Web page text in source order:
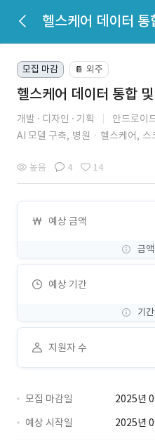
모집 마감 📔 외주
헬스케어 데이터 통합
개발 디자인 기획 안드로이
AI 모델 구축, 병원ㆍ헬스케어, 스
높음 4 14
예상 금액
금
예상 기간
기
지원자 수
모집 마감일
2025년
예상 시작일
2025년